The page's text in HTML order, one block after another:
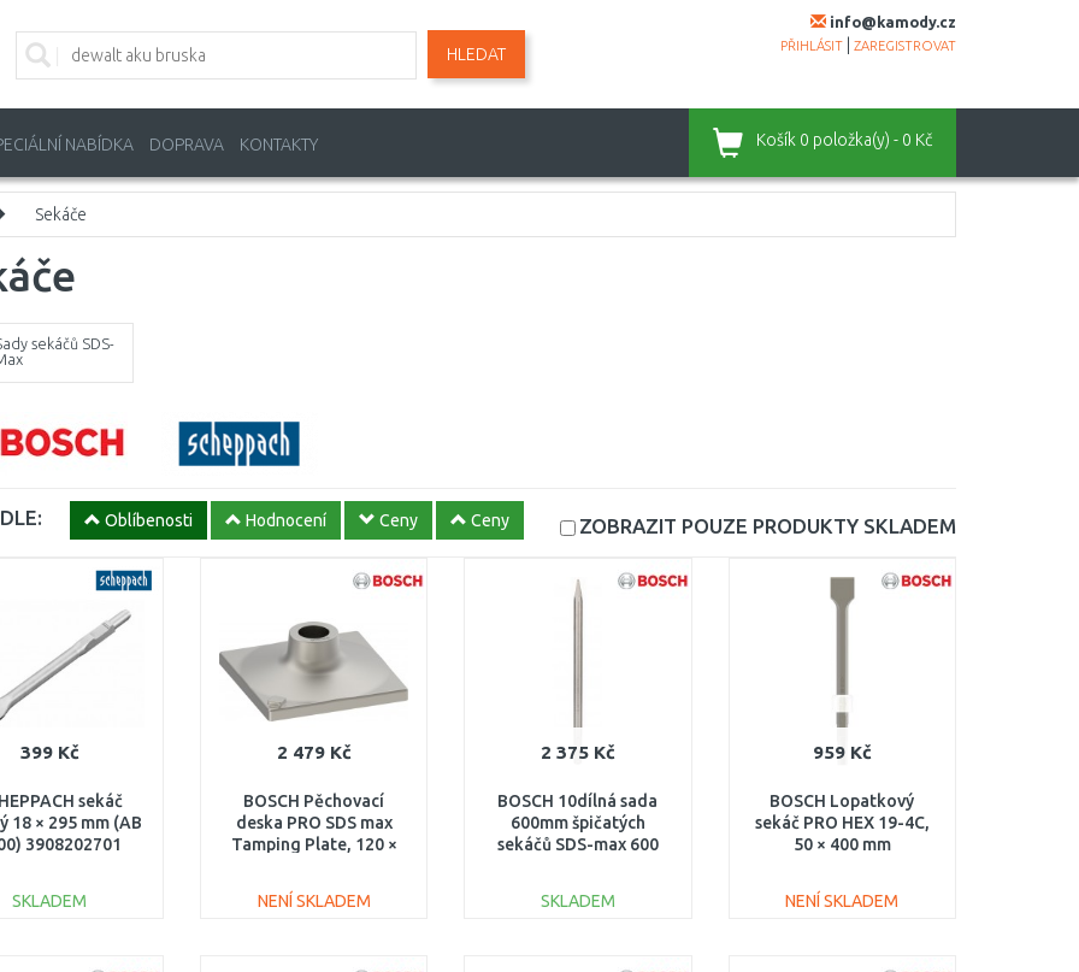
info@kamody.cz
PŘIHLÁSIT ZAREGISTROVAT
HLEDAT
NABÍDKA DOPRAVA KONTAKTY Košík 0 položka(y) - 0 Kč
Sekáče
sekáčů SDS-
Oblíbenosti Hodnocení Ceny Ceny ZOBRAZIT POUZE PRODUKTY SKLADEM
399 Kč
sekáč
18 × 295 mm (AB
3908202701
SKLADEM
2 479 Kč
BOSCH Pěchovací
deska PRO SDS max
Tamping Plate, 120 ×
NENÍ SKLADEM
2 375 Kč
BOSCH 10dílná sada
600mm špičatých
sekáčů SDS-max 600
SKLADEM
959 Kč
BOSCH Lopatkový
sekáč PRO HEX 19-4C,
50 × 400 mm
NENÍ SKLADEM